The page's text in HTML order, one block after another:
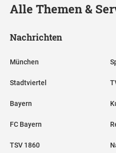
Alle Themen &
Nachrichten
München
Stadtviertel
Bayern
FC Bayern
TSV 1860